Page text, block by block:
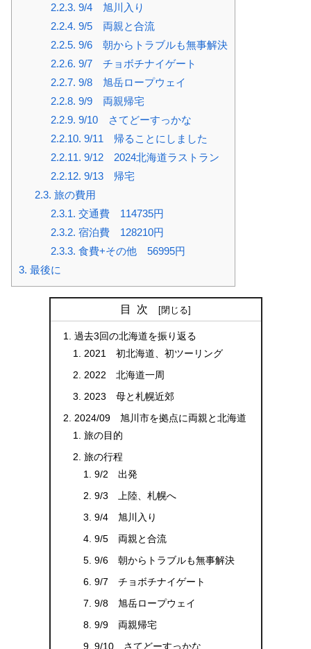
2.2.3. 9/4 旭川入り
2.2.4. 9/5 両親と合流
2.2.5. 9/6 朝からトラブルも無事解決
2.2.6. 9/7 チョボチナイゲート
2.2.7. 9/8 旭岳ロープウェイ
2.2.8. 9/9 両親帰宅
2.2.9. 9/10 さてどーすっかな
2.2.10. 9/11 帰ることにしました
2.2.11. 9/12 2024北海道ラストラン
2.2.12. 9/13 帰宅
2.3. 旅の費用
2.3.1. 交通費 114735円
2.3.2. 宿泊費 128210円
2.3.3. 食費+その他 56995円
3. 最後に
目次
過去3回の北海道を振り返る
2021 初北海道、初ツーリング
2022 北海道一周
2023 母と札幌近郊
2024/09 旭川市を拠点に両親と北海道
旅の目的
旅の行程
9/2 出発
9/3 上陸、札幌へ
9/4 旭川入り
9/5 両親と合流
9/6 朝からトラブルも無事解決
9/7 チョボチナイゲート
9/8 旭岳ロープウェイ
9/9 両親帰宅
9/10 さてどーすっかな